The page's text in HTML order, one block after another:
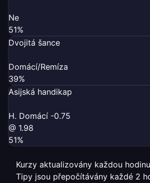
Ne
51%
Dvojitá šance
Domácí/Remíza
39%
Asijská handikap
H. Domácí -0.75
@ 1.98
51%
Kurzy aktualizovány každou hodinu
Tipy jsou přepočítávány každé 2